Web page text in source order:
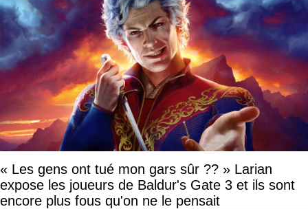
« Les gens ont tué mon gars sûr ?? » Larian
expose les joueurs de Baldur's Gate 3 et ils sont
encore plus fous qu'on ne le pensait